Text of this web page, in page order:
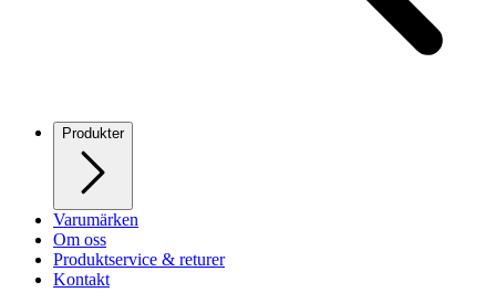
Produkter
Varumärken
Om oss
Produktservice & returer
Kontakt